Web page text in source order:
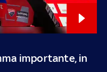
importante, in